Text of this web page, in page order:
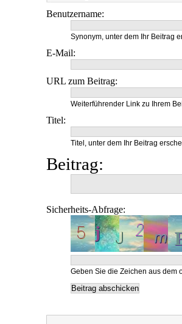
Benutzername:
Synonym, unter dem Ihr Beitrag
E-Mail:
URL zum Beitrag:
Weiterführender Link zu Ihrem
Titel:
Titel, unter dem Ihr Beitrag
Beitrag:
Sicherheits-Abfrage:
Geben Sie die Zeichen aus dem